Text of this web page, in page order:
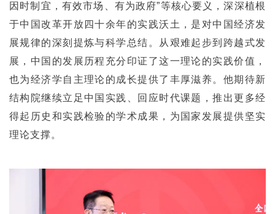
因时制宜，有效市场、有为政府”等核心要义，深深植根
于中国改革开放四十余年的实践沃土，是对中国经济发
展规律的深刻提炼与科学总结。从艰难起步到跨越式发
展，中国的发展历程充分印证了这一理论的实践价值，
也为经济学自主理论的成长提供了丰厚滋养。他期待新
结构院继续立足中国实践、回应时代课题，推出更多经
得起历史和实践检验的学术成果，为国家发展提供坚实
理论支撑。